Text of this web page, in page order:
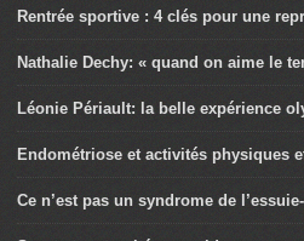
Rentrée sportive : 4 clés pour une
Nathalie Dechy: « quand on aime le
Léonie Périault: la belle expérience
Endométriose et activités physiques
Ce n’est pas un syndrome de